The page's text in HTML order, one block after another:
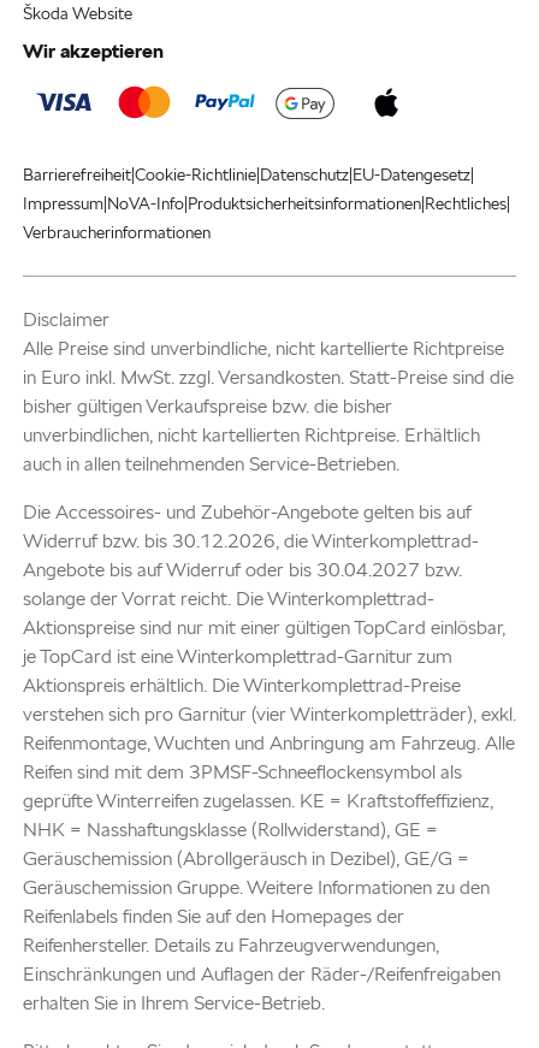
Škoda Website
Wir akzeptieren
Barrierefreiheit|Cookie-Richtlinie|Datenschutz|EU-Datengesetz|
Impressum|NoVA-Info|Produktsicherheitsinformationen|Rechtliches|
Verbraucherinformationen
Disclaimer
Alle Preise sind unverbindliche, nicht kartellierte Richtpreise
in Euro inkl. MwSt. zzgl. Versandkosten. Statt-Preise sind die
bisher gültigen Verkaufspreise bzw. die bisher
unverbindlichen, nicht kartellierten Richtpreise. Erhältlich
auch in allen teilnehmenden Service-Betrieben.
Die Accessoires- und Zubehör-Angebote gelten bis auf
Widerruf bzw. bis 30.12.2026, die Winterkomplettrad-
Angebote bis auf Widerruf oder bis 30.04.2027 bzw.
solange der Vorrat reicht. Die Winterkomplettrad-
Aktionspreise sind nur mit einer gültigen TopCard einlösbar,
je TopCard ist eine Winterkomplettrad-Garnitur zum
Aktionspreis erhältlich. Die Winterkomplettrad-Preise
verstehen sich pro Garnitur (vier Winterkompletträder), exkl.
Reifenmontage, Wuchten und Anbringung am Fahrzeug. Alle
Reifen sind mit dem 3PMSF-Schneeflockensymbol als
geprüfte Winterreifen zugelassen. KE = Kraftstoffeffizienz,
NHK = Nasshaftungsklasse (Rollwiderstand), GE =
Geräuschemission (Abrollgeräusch in Dezibel), GE/G =
Geräuschemission Gruppe. Weitere Informationen zu den
Reifenlabels finden Sie auf den Homepages der
Reifenhersteller. Details zu Fahrzeugverwendungen,
Einschränkungen und Auflagen der Räder-/Reifenfreigaben
erhalten Sie in Ihrem Service-Betrieb.